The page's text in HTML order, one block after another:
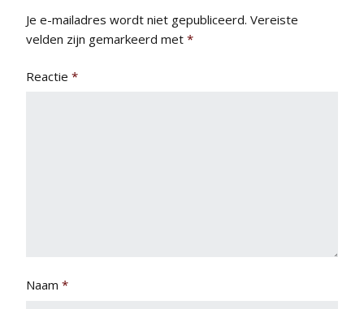
Je e-mailadres wordt niet gepubliceerd. Vereiste
velden zijn gemarkeerd met *
Reactie *
Naam *